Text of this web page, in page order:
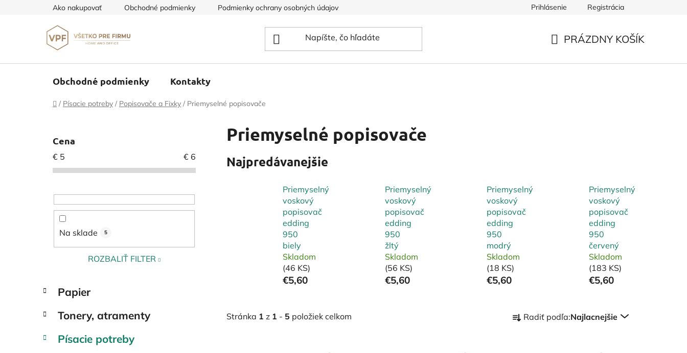
Ako nakupovať Obchodné podmienky Podmienky ochrany osobných údajov Prihlásenie Registrácia
PRÁZDNY KOŠÍK
Obchodné podmienky Kontakty
Domov
/ Písacie potreby / Popisovače a Fixky / Priemyselné popisovače
Cena
€ 5 € 6
Na sklade 5
ROZBALIŤ FILTER
kategórie
K
a
e
ó
Papier
Tonery, atramenty
Písacie potreby
Priemyselné popisovače
Najpredávanejšie
Priemyselný
voskový
popisovač
edding
950
biely
Skladom
(46 KS)
€5,60
Priemyselný
voskový
popisovač
edding
950
žltý
Skladom
(56 KS)
€5,60
Priemyselný
voskový
popisovač
edding
950
modrý
Skladom
(18 KS)
€5,60
Priemyselný
voskový
popisovač
edding
950
červený
Skladom
(183 KS)
€5,60
Stránka 1 z 1 - 5 položiek celkom
a Radiť podľa:Najlacnejšie